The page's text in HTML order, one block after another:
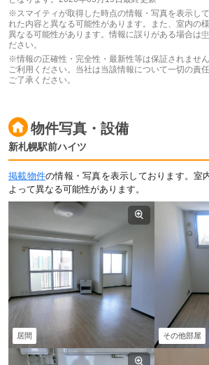
※スマイティが取得した時点の情報・写真を表示し
れた内容と異なる可能性があります。また、室内の
異なる可能性があります。情報に誤りがある場合は
ださい。
※情報の正確性・完全性・最新性等は保証されませ
ご利用ください。当社は当該情報について一切の責
ご了承ください。
物件写真・設備
新札幌駅前ハイツ
掲載物件の情報・写真を表示しております。室
よって異なる可能性があります。
居間 その他部屋